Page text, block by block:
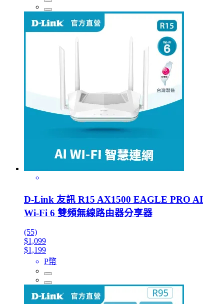
D-Link 友訊 R15 AX1500 EAGLE PRO AI
Wi-Fi 6 雙頻無線路由器分享器
(55)
$1,099
$1,199
P幣